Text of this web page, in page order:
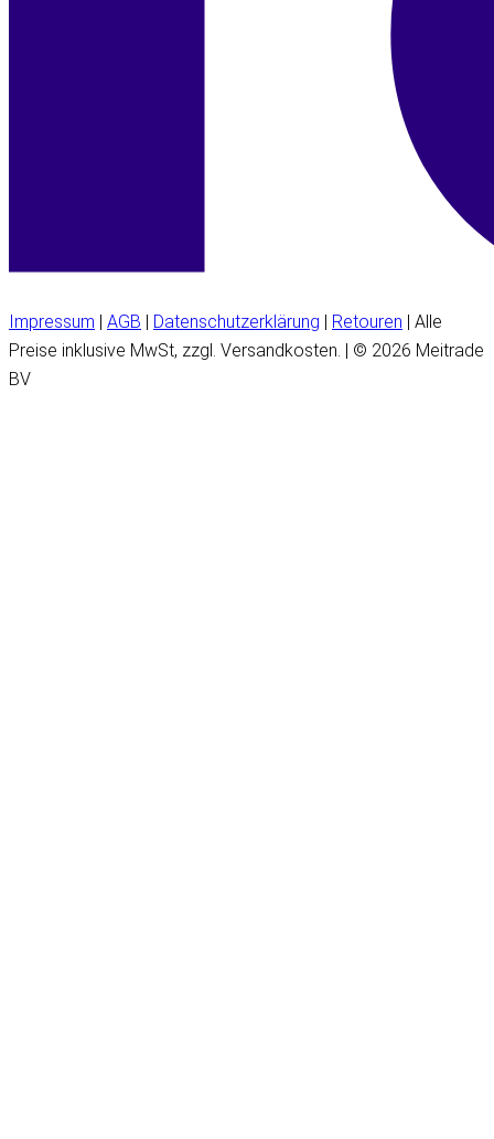
Impressum AGB Datenschutzerklärung Retouren | Alle
Preise inklusive MwSt, zzgl. Versandkosten. | © 2026 Meitrade
BV